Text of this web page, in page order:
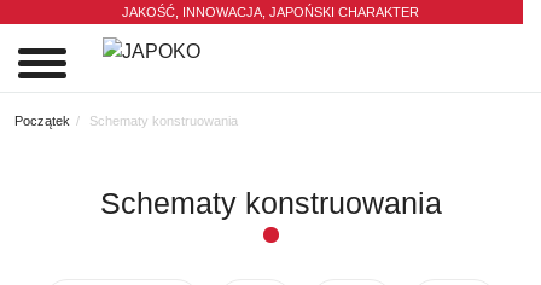
JAKOŚĆ, INNOWACJA, JAPOŃSKI CHARAKTER
Początek Schematy konstruowania
Schematy konstruowania